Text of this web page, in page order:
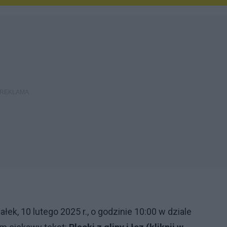
10 lutego 2025 r., o godzinie 10:00 w dziale